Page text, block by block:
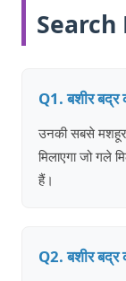
Search
Q1. बशीर
उनकी सबसे
मिलाएगा जो गले
हैं।
Q2. बशीर बद्र